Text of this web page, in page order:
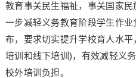
教育事关民生福祉，事关国家
一步减轻义务教育阶段学生作
布，要求切实提升学校育人水
培训和线下培训)，有效减轻义
校外培训负担。